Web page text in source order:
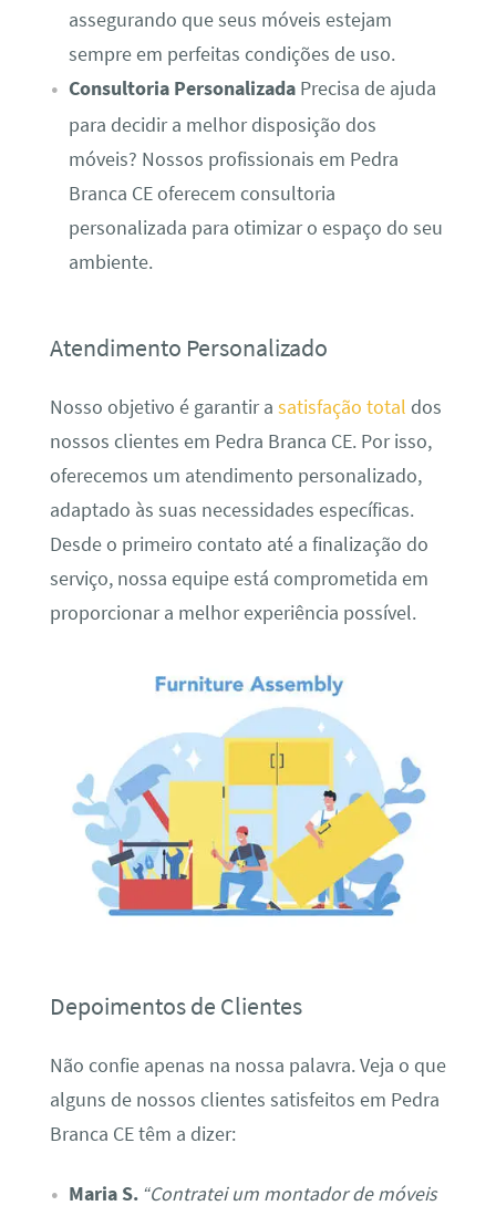
assegurando que seus móveis estejam
sempre em perfeitas condições de uso.
Consultoria PersonalizadaPrecisa de ajuda
para decidir a melhor disposição dos
móveis? Nossos profissionais em Pedra
Branca CE oferecem consultoria
personalizada para otimizar o espaço do seu
ambiente.
Atendimento Personalizado
Nosso objetivo é garantir a satisfação total dos
nossos clientes em Pedra Branca CE. Por isso,
oferecemos um atendimento personalizado,
adaptado às suas necessidades específicas.
Desde o primeiro contato até a finalização do
serviço, nossa equipe está comprometida em
proporcionar a melhor experiência possível.
Depoimentos de Clientes
Não confie apenas na nossa palavra. Veja o que
alguns de nossos clientes satisfeitos em Pedra
Branca CE têm a dizer:
Maria S. “Contratei um montador de móveis